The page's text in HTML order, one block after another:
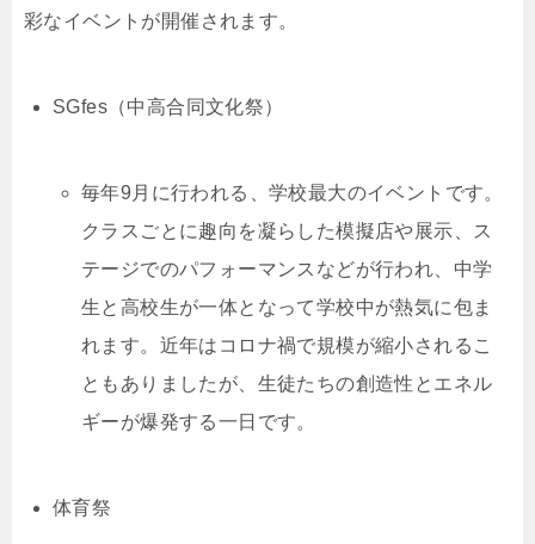
彩なイベントが開催されます。
SGfes（中高合同文化祭）
毎年9月に行われる、学校最大のイベントです。
クラスごとに趣向を凝らした模擬店や展示、ス
テージでのパフォーマンスなどが行われ、中学
生と高校生が一体となって学校中が熱気に包ま
れます。近年はコロナ禍で規模が縮小されるこ
ともありましたが、生徒たちの創造性とエネル
ギーが爆発する一日です。
体育祭